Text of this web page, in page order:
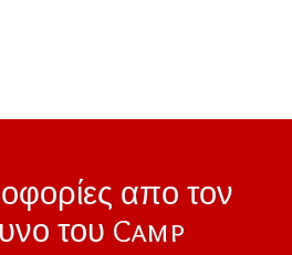
απο τον
του Camp